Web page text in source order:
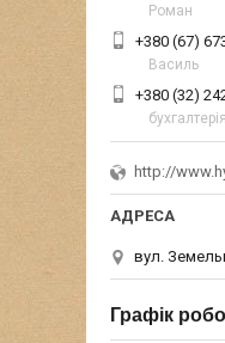
Роман
+380 (67)
Василь
+380 (32)
бухгалтерія
http://
вул.
Графік